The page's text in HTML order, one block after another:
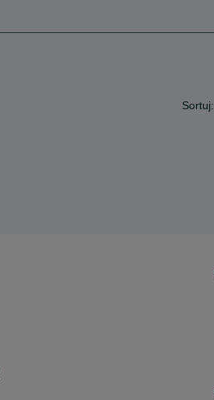
Sortuj: